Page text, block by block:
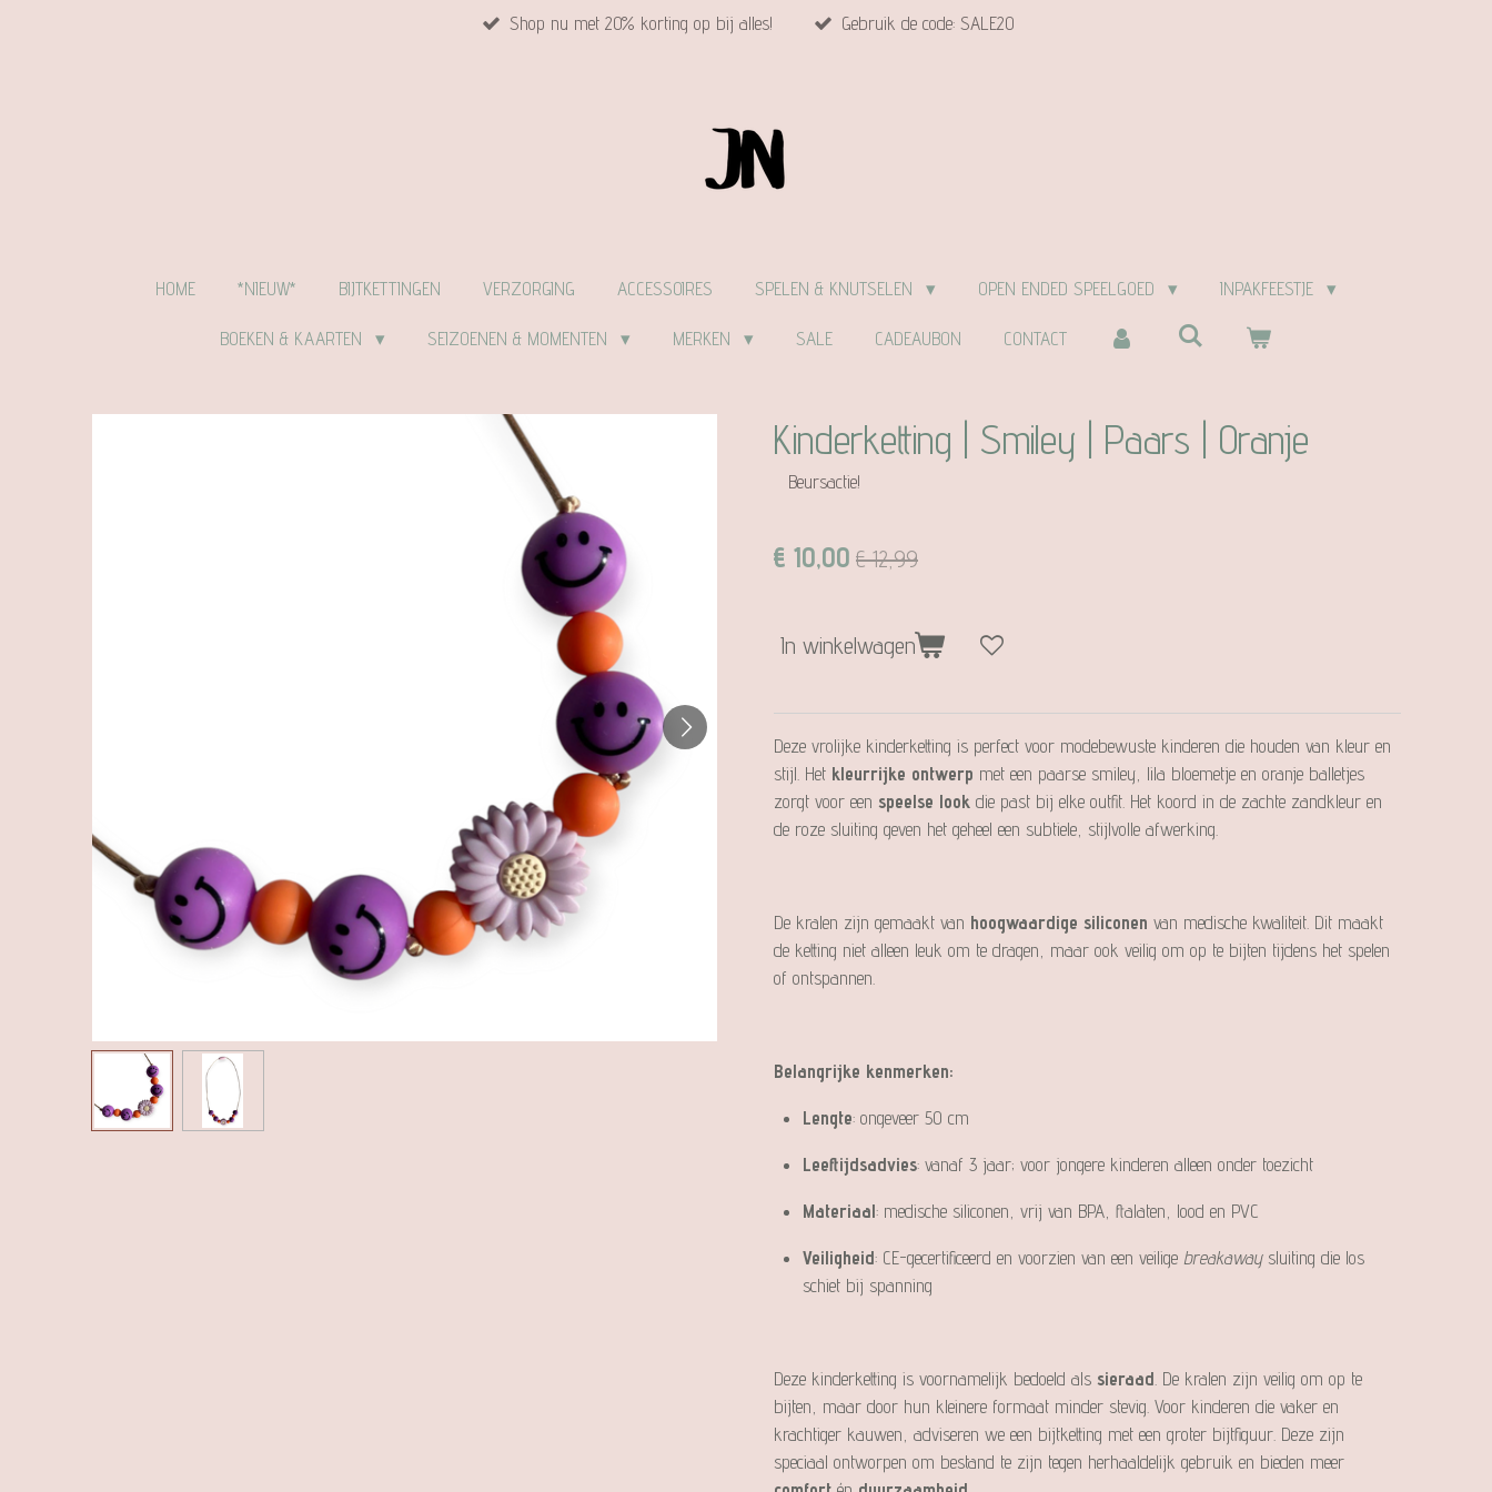
Shop nu met 20% korting op bij alles! Gebruik de code: SALE20
HOME *NIEUW* BIJTKETTINGEN VERZORGING ACCESSOIRES SPELEN & KNUTSELEN OPEN ENDED SPEELGOED INPAKFEESTJE
BOEKEN & KAARTEN SEIZOENEN & MOMENTEN MERKEN SALE CADEAUBON CONTACT
Kinderketting | Smiley | Paars | Oranje
Beursactie!
€ 10,00 € 12,99
In winkelwagen
Deze vrolijke kinderketting is perfect voor modebewuste kinderen die houden van kleur en
stijl. Het kleurrijke ontwerp met een paarse smiley, lila bloemetje en oranje balletjes
zorgt voor een speelse look die past bij elke outfit. Het koord in de zachte zandkleur en
de roze sluiting geven het geheel een subtiele, stijlvolle afwerking.
De kralen zijn gemaakt van hoogwaardige siliconen van medische kwaliteit. Dit maakt
de ketting niet alleen leuk om te dragen, maar ook veilig om op te bijten tijdens het spelen
of ontspannen.
Belangrijke kenmerken:
Lengte: ongeveer 50 cm
Leeftijdsadvies: vanaf 3 jaar; voor jongere kinderen alleen onder toezicht
Materiaal: medische siliconen, vrij van BPA, ftalaten, lood en PVC
Veiligheid: CE-gecertificeerd en voorzien van een veilige breakawaysluiting die los
schiet bij spanning
Deze kinderketting is voornamelijk bedoeld als sieraad. De kralen zijn veilig om op te
bijten, maar door hun kleinere formaat minder stevig. Voor kinderen die vaker en
krachtiger kauwen, adviseren we een bijtketting met een groter bijtfiguur. Deze zijn
speciaal ontworpen om bestand te zijn tegen herhaaldelijk gebruik en bieden meer